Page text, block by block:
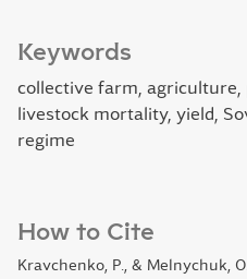
Keywords
collective farm, agriculture,
livestock mortality, yield,
regime
How to Cite
Kravchenko, P., & Melnychuk,